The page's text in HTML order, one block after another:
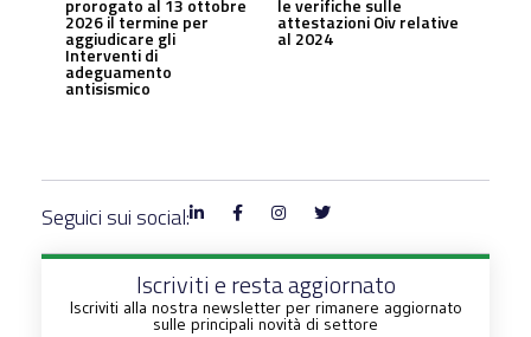
prorogato al 13 ottobre
2026 il termine per
aggiudicare gli
Interventi di
adeguamento
antisismico
le verifiche sulle
attestazioni Oiv relative
al 2024
Seguici sui social:
Iscriviti e resta aggiornato
Iscriviti alla nostra newsletter per rimanere aggiornato
sulle principali novità di settore